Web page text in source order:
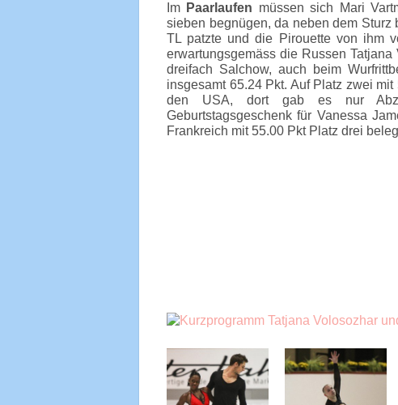
Im Paarlaufen müssen sich Mari
sieben begnügen, da neben dem Sturz
TL patzte und die Pirouette von ihm
erwartungsgemäss die Russen
dreifach Salchow, auch beim
insgesamt 65.24 Pkt. Auf Platz zwei
den USA, dort gab es nur
Geburtstagsgeschenk für Vanessa
Frankreich mit 55.00 Pkt Platz drei